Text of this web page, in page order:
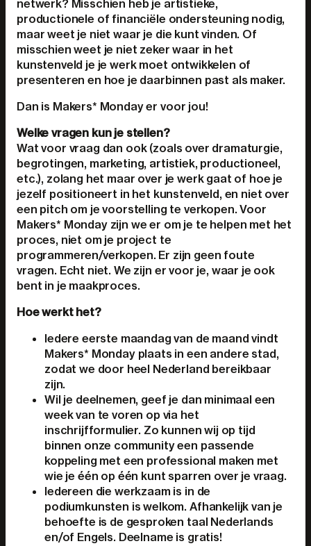
netwerk? Misschien heb je artistieke,
productionele of financiële ondersteuning nodig,
maar weet je niet waar je die kunt vinden. Of
misschien weet je niet zeker waar in het
kunstenveld je je werk moet ontwikkelen of
presenteren en hoe je daarbinnen past als maker.
Dan is Makers* Monday er voor jou!
Welke vragen kun je stellen?
Wat voor vraag dan ook (zoals over dramaturgie,
begrotingen, marketing, artistiek, productioneel,
etc.), zolang het maar over je werk gaat of hoe je
jezelf positioneert in het kunstenveld, en niet over
een pitch om je voorstelling te verkopen. Voor
Makers* Monday zijn we er om je te helpen met het
proces, niet om je project te
programmeren/verkopen. Er zijn geen foute
vragen. Echt niet. We zijn er voor je, waar je ook
bent in je maakproces.
Hoe werkt het?
Iedere eerste maandag van de maand vindt
Makers* Monday plaats in een andere stad,
zodat we door heel Nederland bereikbaar
zijn.
Wil je deelnemen, geef je dan minimaal een
week van te voren op via het
inschrijfformulier. Zo kunnen wij op tijd
binnen onze community een passende
koppeling met een professional maken met
wie je één op één kunt sparren over je vraag.
Iedereen die werkzaam is in de
podiumkunsten is welkom. Afhankelijk van je
behoefte is de gesproken taal Nederlands
en/of Engels. Deelname is gratis!